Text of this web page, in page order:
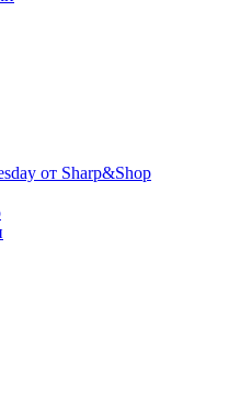
от Sharp&Shop